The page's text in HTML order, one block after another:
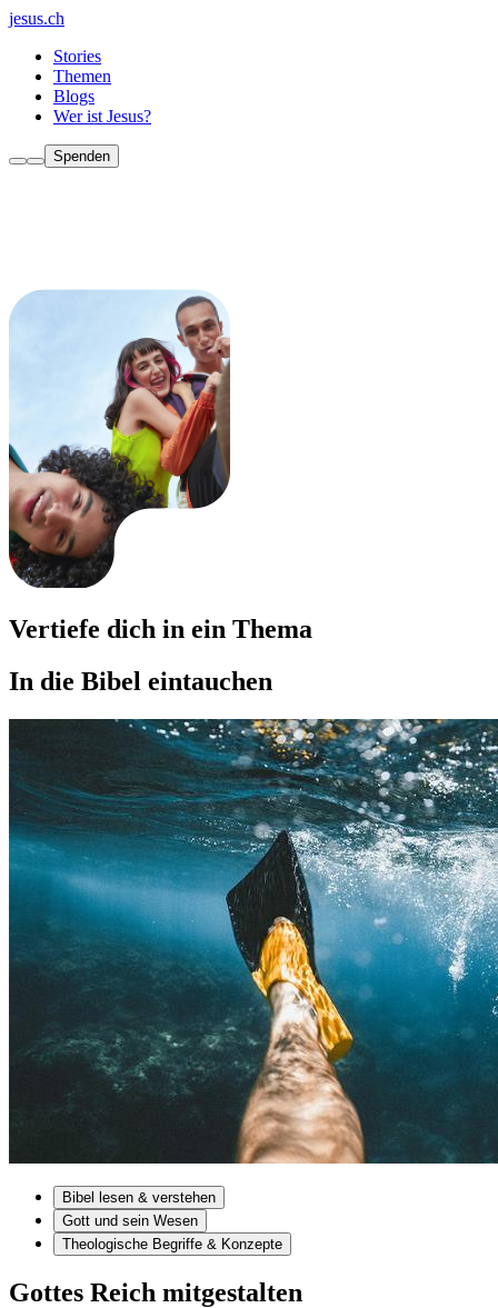
jesus.ch
Stories
Themen
Blogs
Wer ist Jesus?
Spenden
Vertiefe dich in ein Thema
In die Bibel eintauchen
Bibel lesen & verstehen
Gott und sein Wesen
Theologische Begriffe & Konzepte
Gottes Reich mitgestalten